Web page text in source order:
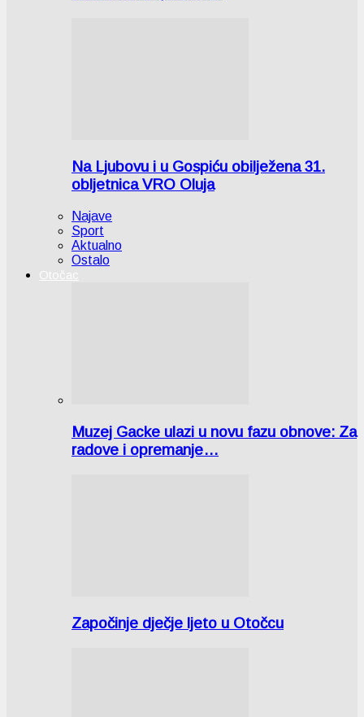
Na Ljubovu i u Gospiću obilježena 31.
obljetnica VRO Oluja
Najave
Sport
Aktualno
Ostalo
Otočac
Muzej Gacke ulazi u novu fazu obnove: Za
radove i opremanje…
Započinje dječje ljeto u Otočcu